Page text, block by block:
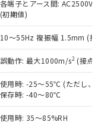
各端子とアース間: AC2500V
(初期値)
10～55Hz 複振幅 1.5mm (接
誤動作: 最大1000m/s2 (接点
使用時: -25～55℃ (ただし、氷
保存時: -40～80℃
使用時: 35～85%RH
価格はお客
客様担当のオ
当社販売員に
や当社販売拠
」をご確認
結果を当社の
漏洩または開
エチルヘキシ
フタル酸ブチ
タル酸ジブチル
イソブチル
機器に対する
閾値を超える意
。
ポリ臭化ビフェ
フェニルエーテ
ブチルベンジ
)) : 1000ppm
すべてが基
場合は、完
す。
、ミサイ
たはその他
装置等に一切
者に販売する
3の内容を当
り
が在庫あり
状況につ
取引先、ま
ムロン制御
売員にご確